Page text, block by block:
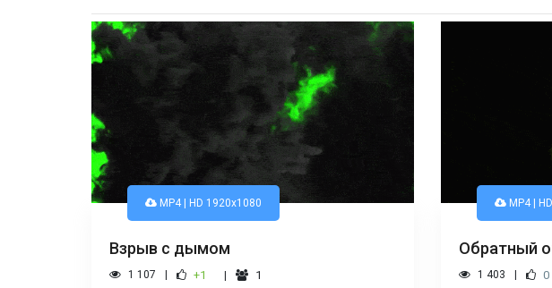
MP4 | HD 1920x1080
Взрыв с дымом
1 107 +1
1
MP4 |
Обратный
1 403 0